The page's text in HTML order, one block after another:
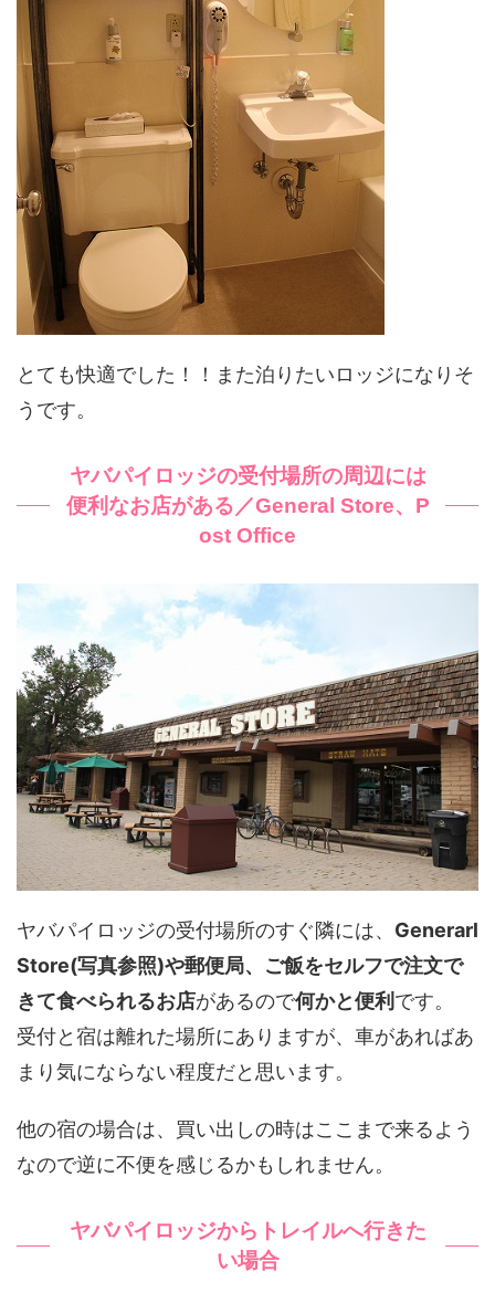
とても快適でした！！また泊りたいロッジになりそ
うです。
ヤバパイロッジの受付場所の周辺には
便利なお店がある／General Store、P
ost Office
ヤバパイロッジの受付場所のすぐ隣には、 Generarl
Store(写真参照)や郵便局、ご飯をセルフで注文で
きて食べられるお店があるので何かと便利 です。
受付と宿は離れた場所にありますが、車があればあ
まり気にならない程度だと思います。
他の宿の場合は、買い出しの時はここまで来るよう
なので逆に不便を感じるかもしれません。
ヤバパイロッジからトレイルへ行きた
い場合